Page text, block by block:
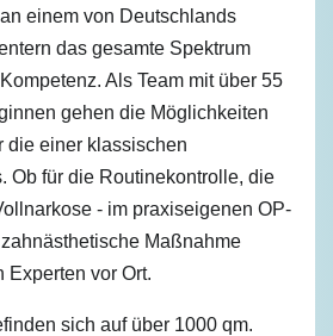
einem von Deutschlands
das gesamte Spektrum
Als Team mit über 55
gehen die Möglichkeiten
die einer klassischen
Ob für die Routinekontrolle, die
- im praxiseigenen OP-
Maßnahme
Experten vor Ort.
sich auf über 1000 qm.